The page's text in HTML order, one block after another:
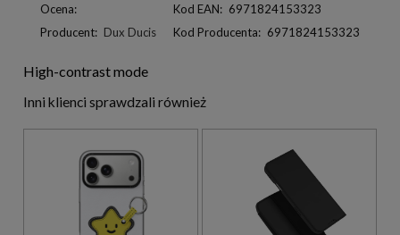
Ocena:
Producent: Dux Ducis
Kod EAN: 6971824153323
Kod Producenta: 6971824153323
High-contrast mode
Inni klienci sprawdzali również